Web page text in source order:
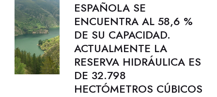
ESPAÑOLA SE
ENCUENTRA AL 58,6 %
DE SU CAPACIDAD.
ACTUALMENTE LA
RESERVA HIDRÁULICA ES
DE 32.798
HECTÓMETROS CÚBICOS